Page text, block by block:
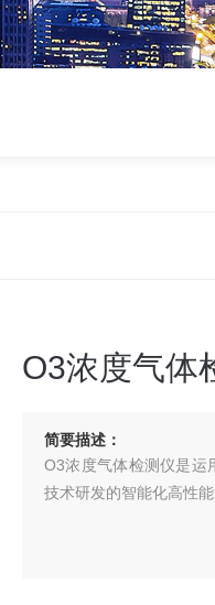
O3浓度气体
简要描述：
O3浓度气体检测仪是运
技术研发的智能化高性